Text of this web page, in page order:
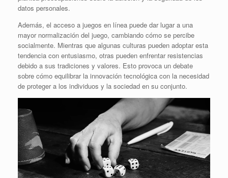
datos personales.
Además, el acceso a juegos en línea puede dar lugar a una
mayor normalización del juego, cambiando cómo se percibe
socialmente. Mientras que algunas culturas pueden adoptar esta
tendencia con entusiasmo, otras pueden enfrentar resistencias
debido a sus tradiciones y valores. Esto provoca un debate
sobre cómo equilibrar la innovación tecnológica con la necesidad
de proteger a los individuos y la sociedad en su conjunto.